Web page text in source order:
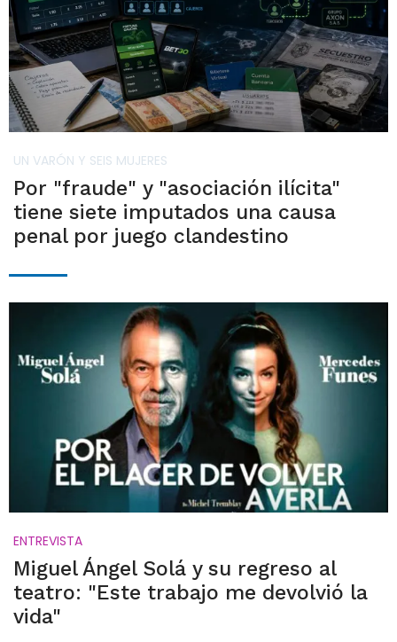
UN VARÓN Y SEIS MUJERES
Por "fraude" y "asociación ilícita"
tiene siete imputados una causa
penal por juego clandestino
ENTREVISTA
Miguel Ángel Solá y su regreso al
teatro: "Este trabajo me devolvió la
vida"